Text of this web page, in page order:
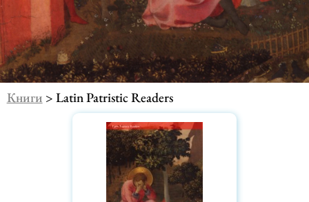
Книги > Latin Patristic Readers